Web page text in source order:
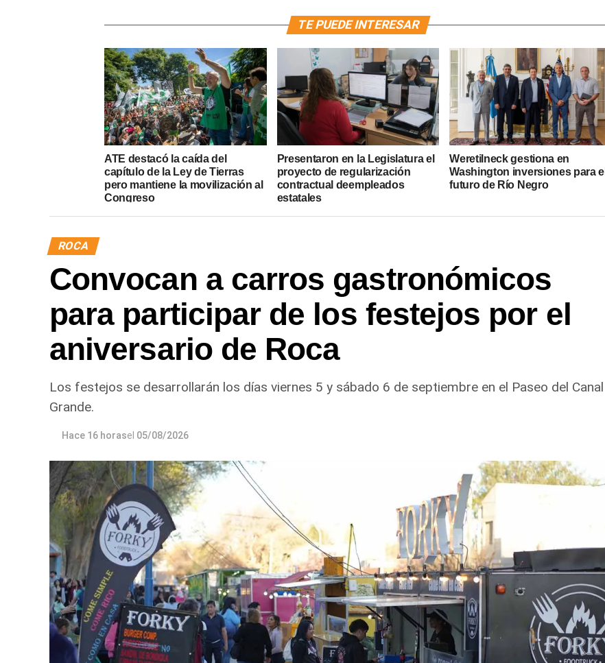
TE PUEDE INTERESAR
ATE destacó la caída del
capítulo de la Ley de Tierras
pero mantiene la movilización al
Congreso
Presentaron en la Legislatura el
proyecto de regularización
contractual deempleados
estatales
Weretilneck gestiona en
Washington inversiones para el
futuro de Río Negro
ROCA
Convocan a carros gastronómicos
para participar de los festejos por el
aniversario de Roca
Los festejos se desarrollarán los días viernes 5 y sábado 6 de septiembre en el Paseo del Canal
Grande.
Hace 16 horasel 05/08/2026